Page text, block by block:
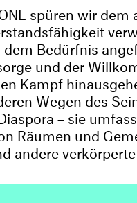
spüren wir
Bedürfnis
und der
Kampf
Wegen des
– sie
Räumen und
andere